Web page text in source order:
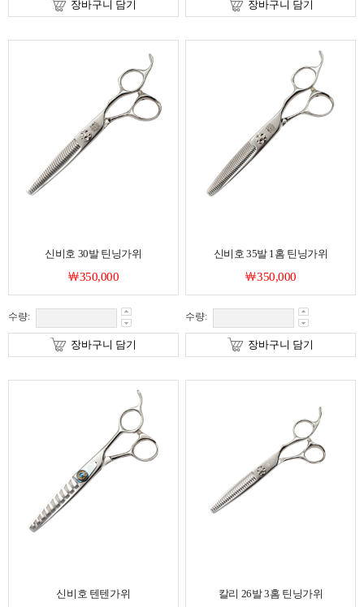
장바구니 담기 장바구니 담기
신비호 30발 틴닝가위
￦350,000
수량:
장바구니 담기
신비호 35발 1홈 틴닝가위
￦350,000
수량:
장바구니 담기
신비호 텐텐가위 칼리 26발 3홈 틴닝가위